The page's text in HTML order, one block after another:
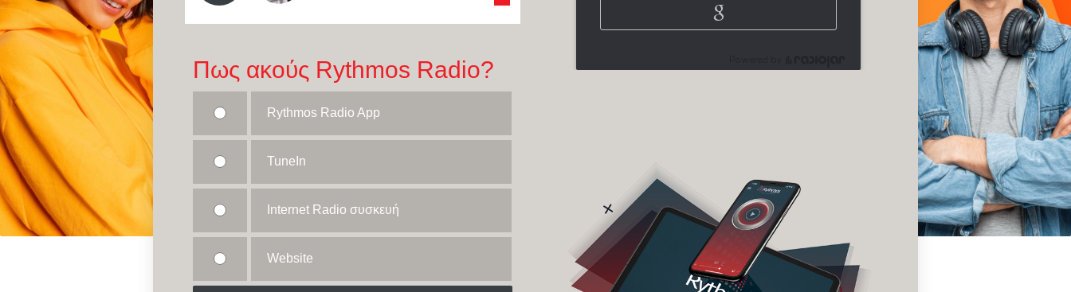
Πως ακούς Rythmos Radio?
Rythmos Radio App
TuneIn
Internet Radio συσκευή
Website